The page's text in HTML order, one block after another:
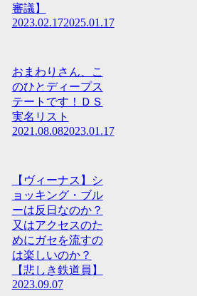
審議】
2023.02.172025.01.17
おまわりさん、こ
のひとディープス
テートです！ＤＳ
実名リスト
2021.08.082023.01.17
【ヴィーナス】シ
ョッキング・ブル
ーは反日なのか？
又はアクセスのた
めにガセを流すの
は楽しいのか？
【悲しき鉄道員】
2023.09.07